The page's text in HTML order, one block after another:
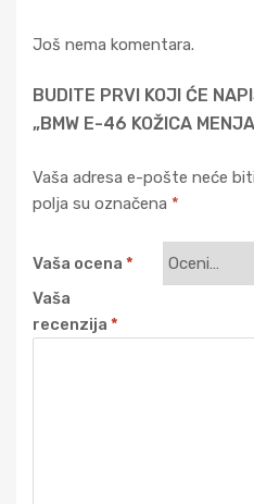
Još nema komentara.
BUDITE PRVI KOJI ĆE
„BMW E-46 KOŽICA
Vaša adresa e-pošte neće
polja su označena *
Vaša ocena *
Vaša
recenzija *